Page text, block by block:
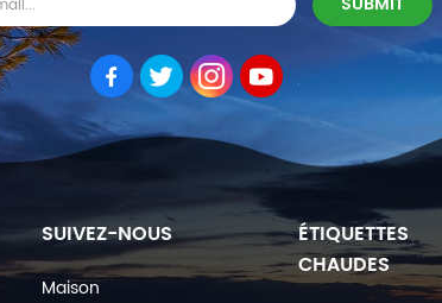
SUIVEZ-NOUS
Maison
ÉTIQUETTES
CHAUDES